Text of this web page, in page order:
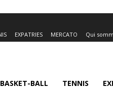
EXPATRIES MERCATO Qui
BASKET-BALL TENNIS